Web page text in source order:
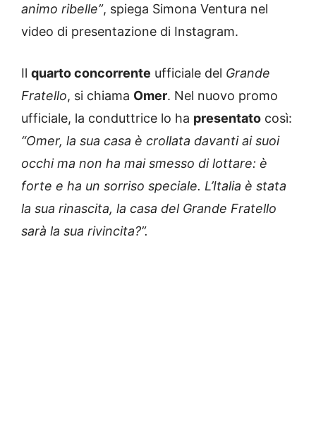
animo ribelle”, spiega Simona Ventura nel
video di presentazione di Instagram.
Il quarto concorrente ufficiale del Grande
Fratello, si chiama Omer. Nel nuovo promo
ufficiale, la conduttrice lo ha presentato così:
“Omer, la sua casa è crollata davanti ai suoi
occhi ma non ha mai smesso di lottare: è
forte e ha un sorriso speciale. L’Italia è stata
la sua rinascita, la casa del Grande Fratello
sarà la sua rivincita?”.